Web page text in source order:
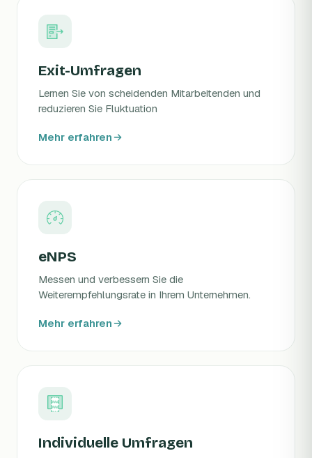
Exit-Umfragen
Lernen Sie von scheidenden Mitarbeitenden und
reduzieren Sie Fluktuation
Mehr erfahren
eNPS
Messen und verbessern Sie die
Weiterempfehlungsrate in Ihrem Unternehmen.
Mehr erfahren
Individuelle Umfragen